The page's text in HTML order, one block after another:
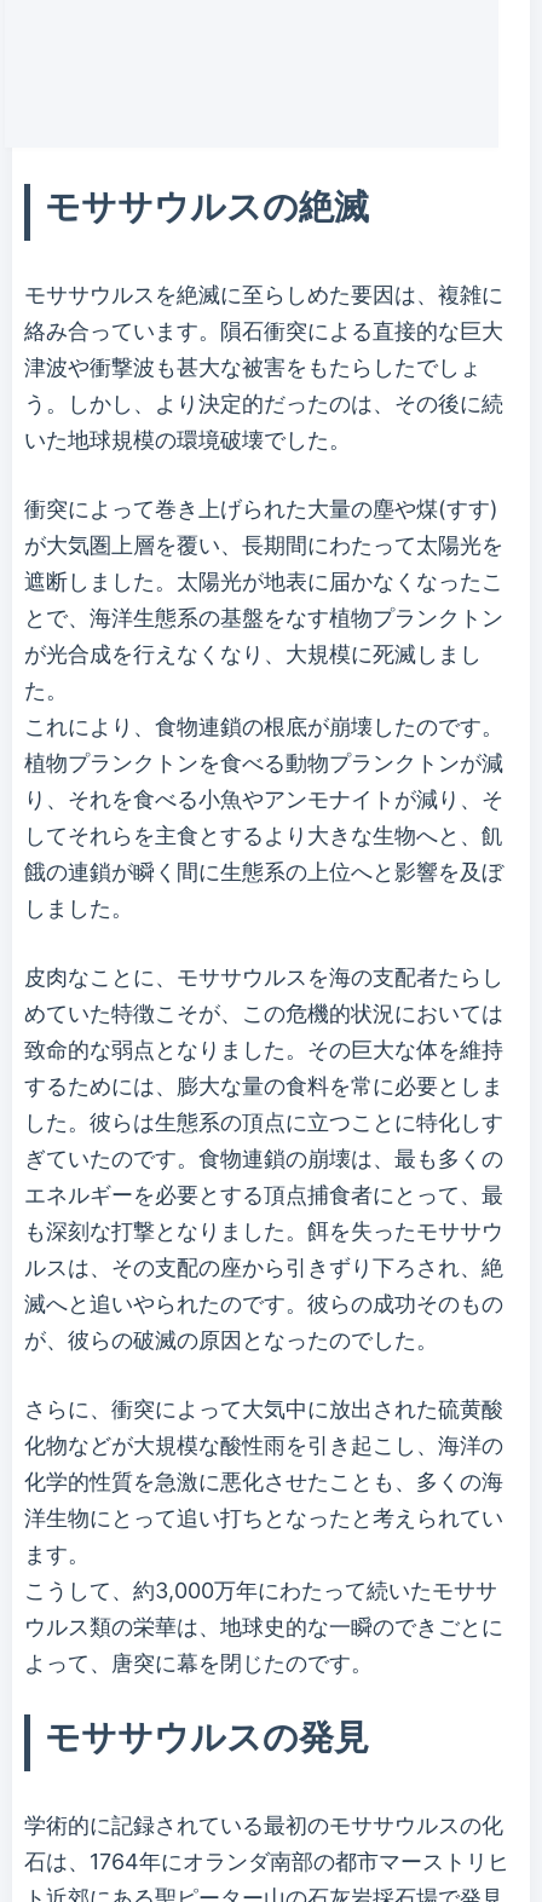
モササウルスの絶滅
モササウルスを絶滅に至らしめた要因は、複雑に
絡み合っています。隕石衝突による直接的な巨大
津波や衝撃波も甚大な被害をもたらしたでしょ
う。しかし、より決定的だったのは、その後に続
いた地球規模の環境破壊でした。
衝突によって巻き上げられた大量の塵や煤(すす)
が大気圏上層を覆い、長期間にわたって太陽光を
遮断しました。太陽光が地表に届かなくなったこ
とで、海洋生態系の基盤をなす植物プランクトン
が光合成を行えなくなり、大規模に死滅しまし
た。
これにより、食物連鎖の根底が崩壊したのです。
植物プランクトンを食べる動物プランクトンが減
り、それを食べる小魚やアンモナイトが減り、そ
してそれらを主食とするより大きな生物へと、飢
餓の連鎖が瞬く間に生態系の上位へと影響を及ぼ
しました。
皮肉なことに、モササウルスを海の支配者たらし
めていた特徴こそが、この危機的状況においては
致命的な弱点となりました。その巨大な体を維持
するためには、膨大な量の食料を常に必要としま
した。彼らは生態系の頂点に立つことに特化しす
ぎていたのです。食物連鎖の崩壊は、最も多くの
エネルギーを必要とする頂点捕食者にとって、最
も深刻な打撃となりました。餌を失ったモササウ
ルスは、その支配の座から引きずり下ろされ、絶
滅へと追いやられたのです。彼らの成功そのもの
が、彼らの破滅の原因となったのでした。
さらに、衝突によって大気中に放出された硫黄酸
化物などが大規模な酸性雨を引き起こし、海洋の
化学的性質を急激に悪化させたことも、多くの海
洋生物にとって追い打ちとなったと考えられてい
ます。
こうして、約3,000万年にわたって続いたモササ
ウルス類の栄華は、地球史的な一瞬のできごとに
よって、唐突に幕を閉じたのです。
モササウルスの発見
学術的に記録されている最初のモササウルスの化
石は、1764年にオランダ南部の都市マーストリヒ